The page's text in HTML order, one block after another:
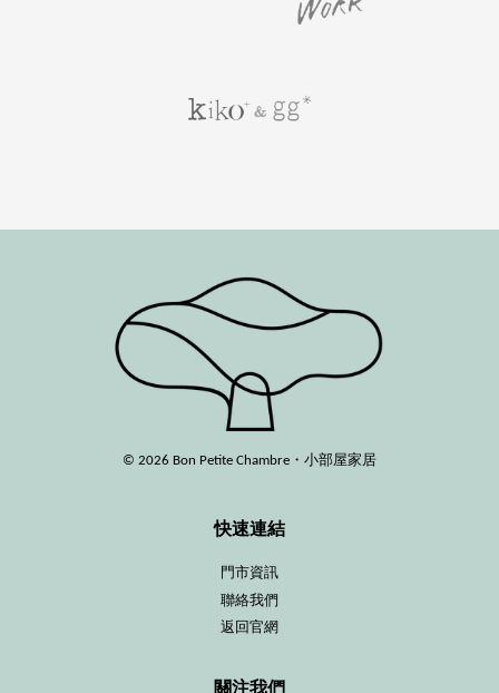
© 2026 Bon Petite Chambre・小部屋家居
快速連結
門市資訊
聯絡我們
返回官網